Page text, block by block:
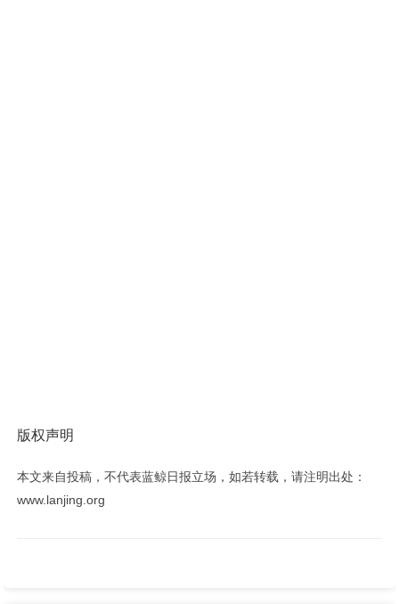
版权声明
本文来自投稿，不代表蓝鲸日报立场，如若转载，请注明出处：
www.lanjing.org